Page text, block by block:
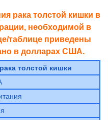
рака толстой кишки в
необходимой в
таблице приведены
в долларах США.
толстой кишки